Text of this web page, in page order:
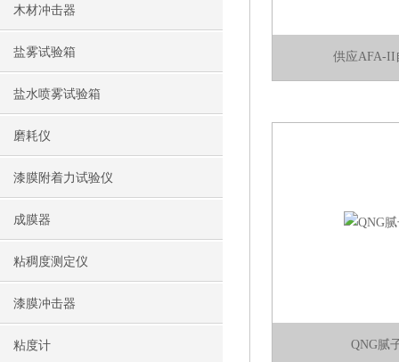
木材冲击器
盐雾试验箱
盐水喷雾试验箱
磨耗仪
漆膜附着力试验仪
成膜器
粘稠度测定仪
漆膜冲击器
粘度计
供应AFA-II
QNG腻